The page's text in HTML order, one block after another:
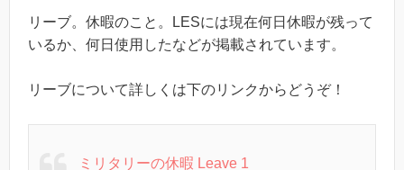
リーブ。休暇のこと。LESには現在何日休暇が残って
いるか、何日使用したなどが掲載されています。
リーブについて詳しくは下のリンクからどうぞ！
ミリタリーの休暇 Leave 1